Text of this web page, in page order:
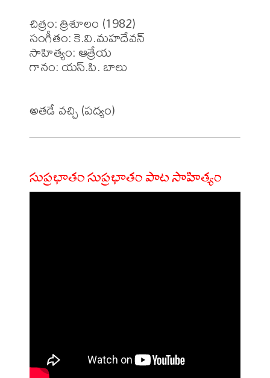
చిత్రం: త్రిశూలం (1982)
సంగీతం: కె.వి.మహదేవన్
సాహిత్యం: ఆత్రేయ
గానం: యస్.పి. బాలు
సుప్రభాతం సుప్రభాతం పాట సాహిత్యం